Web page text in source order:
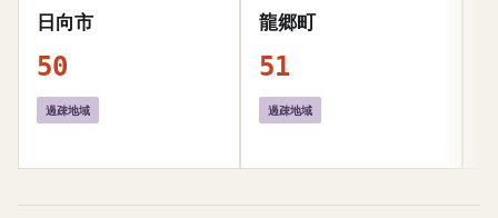
日向市
50
過疎地域
龍郷町
51
過疎地域